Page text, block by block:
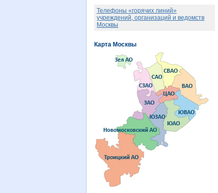
Телефоны «горячих линий»
учреждений, организаций и ведомств
Москвы